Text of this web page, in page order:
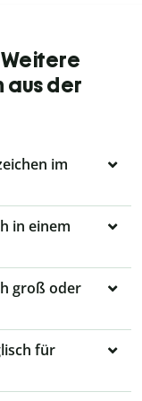
aus der
im
in einem
groß oder
für